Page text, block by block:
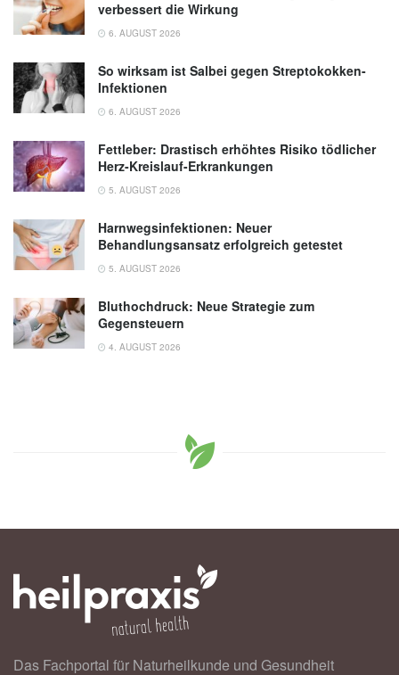
verbessert die Wirkung
6. AUGUST 2026
So wirksam ist Salbei gegen Streptokokken-
Infektionen
6. AUGUST 2026
Fettleber: Drastisch erhöhtes Risiko tödlicher
Herz-Kreislauf-Erkrankungen
5. AUGUST 2026
Harnwegsinfektionen: Neuer
Behandlungsansatz erfolgreich getestet
5. AUGUST 2026
Bluthochdruck: Neue Strategie zum
Gegensteuern
4. AUGUST 2026
Das Fachportal für Naturheilkunde und Gesundheit